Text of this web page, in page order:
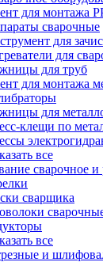
для монтажа
сварочные
для
для
для труб
для монтажа
для
клещи по
все
сварочное
сварщика
все
и